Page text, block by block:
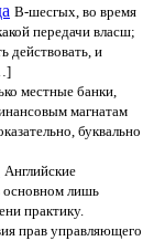
В-шесгых, во время
передачи власш;
действовать, и
местные банки,
магнатам
буквально
Английские
основном лишь
практику.
прав управляющего